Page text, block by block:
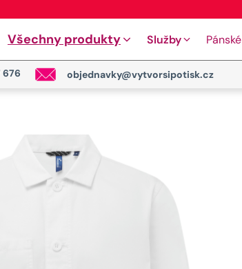
Všechny produkty Služby Pánské
676 objednavky@vytvorsipotisk.cz